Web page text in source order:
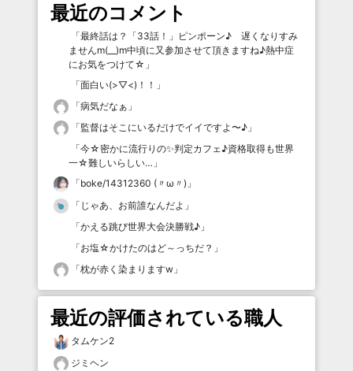
最近のコメント
「最終話は？「33話！」ピンポーン♪ 遅くなりすみ
ませんm(__)m中頃に又参加させて頂きますね♪熱中症
にお気をつけて☆ 」
「面白い(>▽<)！！ 」
「病気だなぁ 」
「監督はそこにいるだけでイイですよ〜♪ 」
「今☆密かに流行りの✨判定カフェ♪資格取得も世界
一☆難しいらしい… 」
「boke/14312360 (〃ω〃) 」
「 じゃあ、お前誰なんだよ 」
「かえる跳び世界大会決勝戦♪ 」
「お塩☆かけたのはど～っちだ？ 」
「枕が赤く染まりますw 」
最近の評価されている職人
タムケン2
ジミヘン